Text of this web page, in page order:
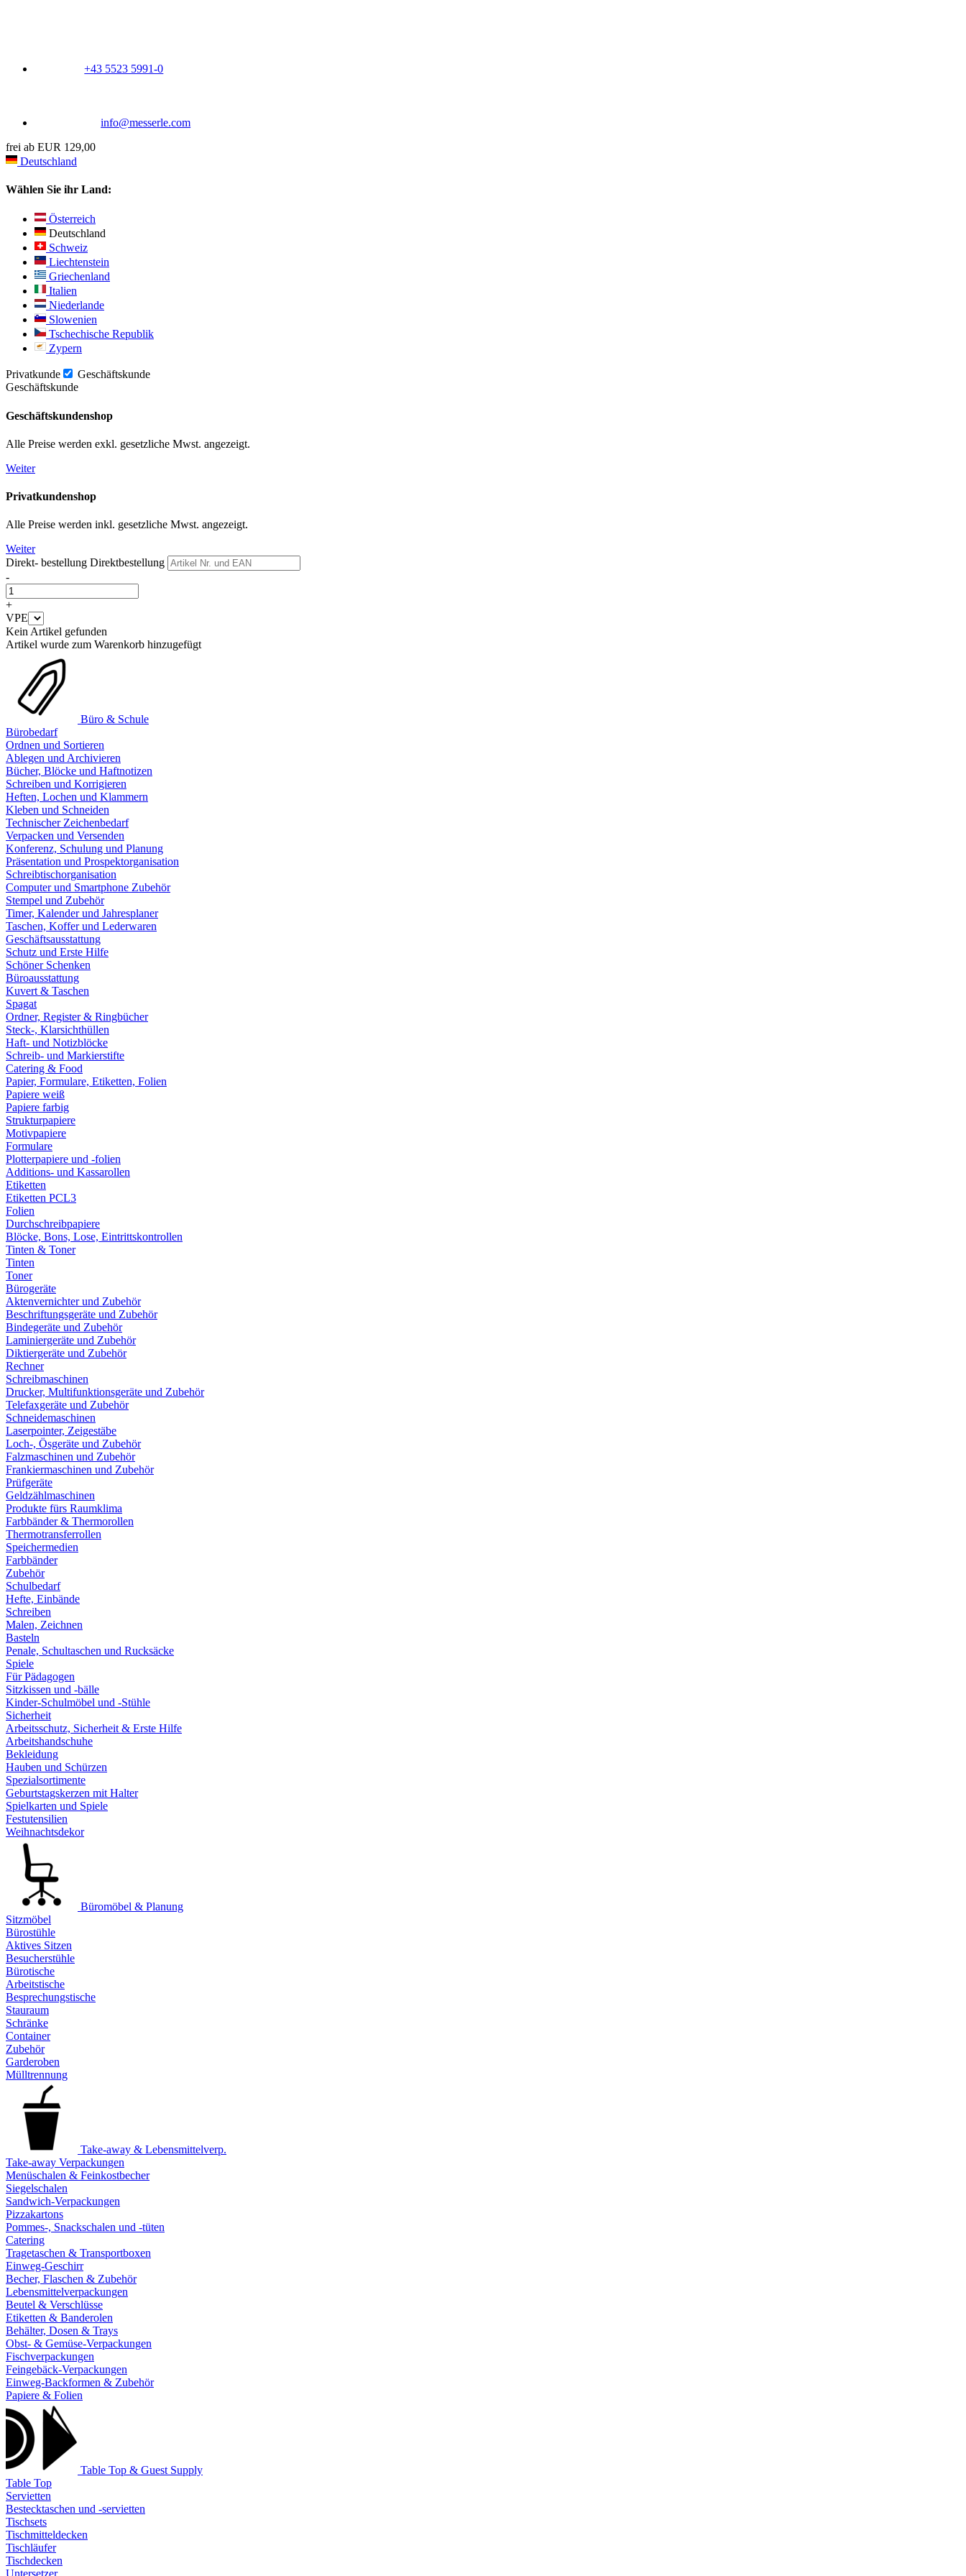
+43 5523 5991-0
info@messerle.com
frei ab EUR 129,00
Deutschland
Wählen Sie ihr Land:
Österreich
Deutschland
Schweiz
Liechtenstein
Griechenland
Italien
Niederlande
Slowenien
Tschechische Republik
Zypern
Privatkunde
Geschäftskunde
Geschäftskunde
Geschäftskundenshop
Alle Preise werden exkl. gesetzliche Mwst. angezeigt.
Weiter
Privatkundenshop
Alle Preise werden inkl. gesetzliche Mwst. angezeigt.
Weiter
Direkt- bestellung Direktbestellung
-
+
VPE
Kein Artikel gefunden
Artikel wurde zum Warenkorb hinzugefügt
Büro & Schule
Bürobedarf
Ordnen und Sortieren
Ablegen und Archivieren
Bücher, Blöcke und Haftnotizen
Schreiben und Korrigieren
Heften, Lochen und Klammern
Kleben und Schneiden
Technischer Zeichenbedarf
Verpacken und Versenden
Konferenz, Schulung und Planung
Präsentation und Prospektorganisation
Schreibtischorganisation
Computer und Smartphone Zubehör
Stempel und Zubehör
Timer, Kalender und Jahresplaner
Taschen, Koffer und Lederwaren
Geschäftsausstattung
Schutz und Erste Hilfe
Schöner Schenken
Büroausstattung
Kuvert & Taschen
Spagat
Ordner, Register & Ringbücher
Steck-, Klarsichthüllen
Haft- und Notizblöcke
Schreib- und Markierstifte
Catering & Food
Papier, Formulare, Etiketten, Folien
Papiere weiß
Papiere farbig
Strukturpapiere
Motivpapiere
Formulare
Plotterpapiere und -folien
Additions- und Kassarollen
Etiketten
Etiketten PCL3
Folien
Durchschreibpapiere
Blöcke, Bons, Lose, Eintrittskontrollen
Tinten & Toner
Tinten
Toner
Bürogeräte
Aktenvernichter und Zubehör
Beschriftungsgeräte und Zubehör
Bindegeräte und Zubehör
Laminiergeräte und Zubehör
Diktiergeräte und Zubehör
Rechner
Schreibmaschinen
Drucker, Multifunktionsgeräte und Zubehör
Telefaxgeräte und Zubehör
Schneidemaschinen
Laserpointer, Zeigestäbe
Loch-, Ösgeräte und Zubehör
Falzmaschinen und Zubehör
Frankiermaschinen und Zubehör
Prüfgeräte
Geldzählmaschinen
Produkte fürs Raumklima
Farbbänder & Thermorollen
Thermotransferrollen
Speichermedien
Farbbänder
Zubehör
Schulbedarf
Hefte, Einbände
Schreiben
Malen, Zeichnen
Basteln
Penale, Schultaschen und Rucksäcke
Spiele
Für Pädagogen
Sitzkissen und -bälle
Kinder-Schulmöbel und -Stühle
Sicherheit
Arbeitsschutz, Sicherheit & Erste Hilfe
Arbeitshandschuhe
Bekleidung
Hauben und Schürzen
Spezialsortimente
Geburtstagskerzen mit Halter
Spielkarten und Spiele
Festutensilien
Weihnachtsdekor
Büromöbel & Planung
Sitzmöbel
Bürostühle
Aktives Sitzen
Besucherstühle
Bürotische
Arbeitstische
Besprechungstische
Stauraum
Schränke
Container
Zubehör
Garderoben
Mülltrennung
Take-away & Lebensmittelverp.
Take-away Verpackungen
Menüschalen & Feinkostbecher
Siegelschalen
Sandwich-Verpackungen
Pizzakartons
Pommes-, Snackschalen und -tüten
Catering
Tragetaschen & Transportboxen
Einweg-Geschirr
Becher, Flaschen & Zubehör
Lebensmittelverpackungen
Beutel & Verschlüsse
Etiketten & Banderolen
Behälter, Dosen & Trays
Obst- & Gemüse-Verpackungen
Fischverpackungen
Feingebäck-Verpackungen
Einweg-Backformen & Zubehör
Papiere & Folien
Table Top & Guest Supply
Table Top
Servietten
Bestecktaschen und -servietten
Tischsets
Tischmitteldecken
Tischläufer
Tischdecken